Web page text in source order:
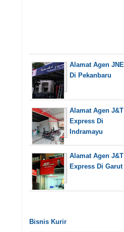
Alamat Agen JNE
Di Pekanbaru
Alamat Agen J&T
Express Di
Indramayu
Alamat Agen J&T
Express Di Garut
Bisnis Kurir